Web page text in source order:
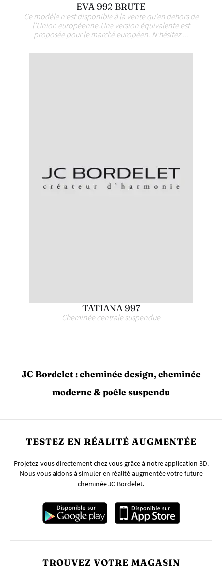
EVA 992 BRUTE
Ce modèle n’est disponible à la vente qu’en dehors de
l’Union européenne.Une version équivalente est
proposée pour le marché européen. N’hésitez ...
TATIANA 997
Cheminée centrale suspendue
JC Bordelet : cheminée design, cheminée
moderne & poêle suspendu
TESTEZ EN RÉALITÉ AUGMENTÉE
Projetez-vous directement chez vous grâce à notre application 3D.
Nous vous aidons à simuler en réalité augmentée votre future
cheminée JC Bordelet.
TROUVEZ VOTRE MAGASIN